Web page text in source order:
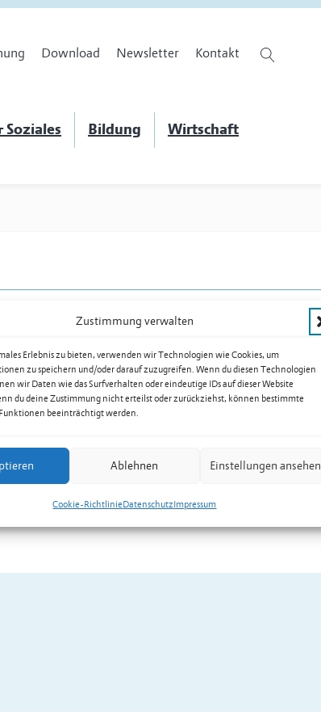
Zustimmung verwalten
Erlebnis zu bieten, verwenden wir Technologien wie Cookies, um
zu speichern und/oder darauf zuzugreifen. Wenn du diesen Technologien
wir Daten wie das Surfverhalten oder eindeutige IDs auf dieser Website
du deine Zustimmung nicht erteilst oder zurückziehst, können bestimmte
beeinträchtigt werden.
Ablehnen Einstellungen ansehen
Cookie-RichtlinieDatenschutzImpressum
Download Newsletter Kontakt
Soziales Bildung Wirtschaft